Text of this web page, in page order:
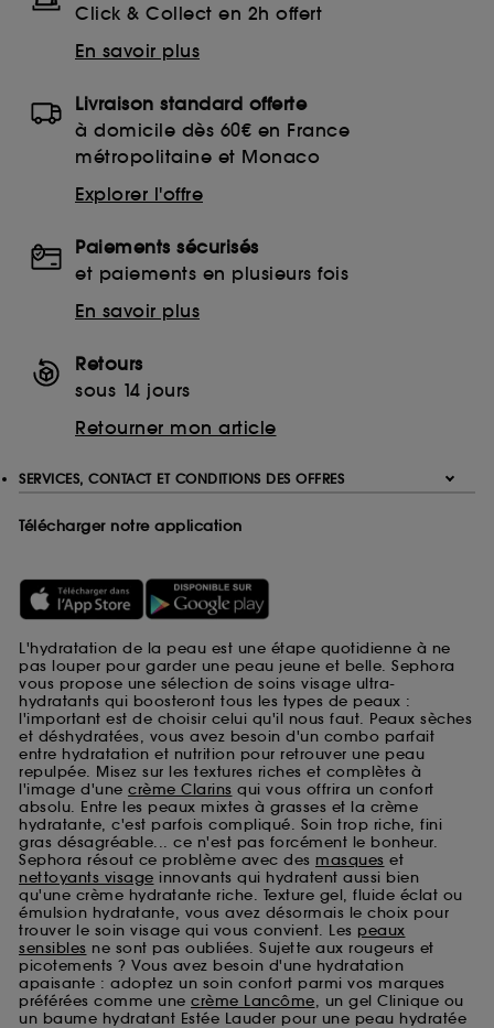
Click & Collect en 2h offert
En savoir plus
Livraison standard offerte
à domicile dès 60€ en France
métropolitaine et Monaco
Explorer l'offre
Paiements sécurisés
et paiements en plusieurs fois
En savoir plus
Retours
sous 14 jours
Retourner mon article
SERVICES, CONTACT ET CONDITIONS DES OFFRES
Télécharger notre application
L'hydratation de la peau est une étape quotidienne à ne
pas louper pour garder une peau jeune et belle. Sephora
vous propose une sélection de soins visage ultra-
hydratants qui boosteront tous les types de peaux :
l'important est de choisir celui qu'il nous faut. Peaux sèches
et déshydratées, vous avez besoin d'un combo parfait
entre hydratation et nutrition pour retrouver une peau
repulpée. Misez sur les textures riches et complètes à
l'image d'une crème Clarins qui vous offrira un confort
absolu. Entre les peaux mixtes à grasses et la crème
hydratante, c'est parfois compliqué. Soin trop riche, fini
gras désagréable... ce n'est pas forcément le bonheur.
Sephora résout ce problème avec des masques et
nettoyants visage innovants qui hydratent aussi bien
qu'une crème hydratante riche. Texture gel, fluide éclat ou
émulsion hydratante, vous avez désormais le choix pour
trouver le soin visage qui vous convient. Les peaux
sensibles ne sont pas oubliées. Sujette aux rougeurs et
picotements ? Vous avez besoin d'une hydratation
apaisante : adoptez un soin confort parmi vos marques
préférées comme une crème Lancôme, un gel Clinique ou
un baume hydratant Estée Lauder pour une peau hydratée